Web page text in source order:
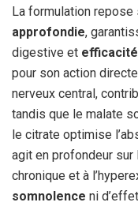
La formulation repose
approfondie,
digestive et
pour son action
nerveux central,
tandis que le malate
le citrate optimise
agit en profondeur
chronique et à
somnolence ni